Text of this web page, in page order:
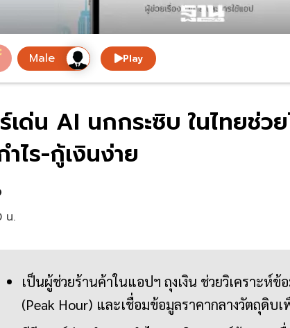
Play
เด่น AI นกกระซิบ ในไทยช่
ไร-กู้เงินง่าย
น.
เป็นผู้ช่วยร้านค้าในแอปฯ ถุงเงิน ช่วยวิเคราะห์ข้
(Peak Hour) และเชื่อมข้อมูลราคากลางวัตถุดิ